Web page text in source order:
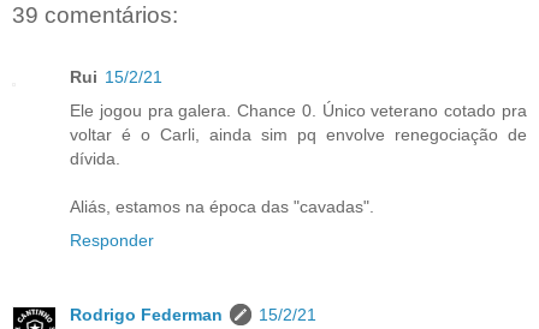
39 comentários:
Rui 15/2/21
Ele jogou pra galera. Chance 0. Único veterano cotado pra
voltar é o Carli, ainda sim pq envolve renegociação de
dívida.
Aliás, estamos na época das "cavadas".
Responder
Rodrigo Federman
15/2/21